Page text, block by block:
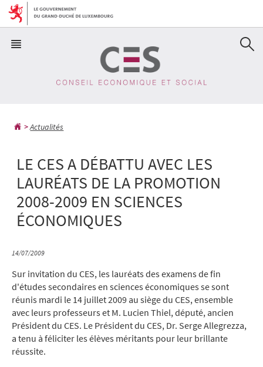
Aller
navigation
Aller
Actualités
LE CES A DÉBATTU AVEC LES
LAURÉATS DE LA PROMOTION
2008-2009 EN SCIENCES
ÉCONOMIQUES
14/07/2009
Sur invitation du CES, les lauréats des examens de fin
d'études secondaires en sciences économiques se sont
réunis mardi le 14 juillet 2009 au siège du CES, ensemble
avec leurs professeurs et M. Lucien Thiel, député, ancien
Président du CES. Le Président du CES, Dr. Serge Allegrezza,
a tenu à féliciter les élèves méritants pour leur brillante
réussite.